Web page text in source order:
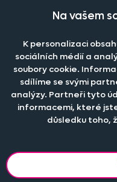
Objevte slevy pro členy,
informace do vaší schránky.
Obchodní podmínky
Katalog zdarma
Jak prát záclony a závěsy?
Informace o materiálech
Šití záclon a závěsů
PRODEJNÍ ODDĚLENÍ -
e-mail:dotazy@dante.cz
reklamace:
© 2013 - 2026 DANTE.CZ
Podle zákona o evidenci
kupujícímu účtenku.
Na vašem
K personalizaci
sociálních médií a
soubory cookie.
sdílíme se svými
analýzy. Partneři tyto
informacemi, které
důsledku toho,